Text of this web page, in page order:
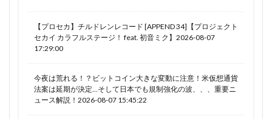
【プロセカ】チルドレンレコード [APPEND 34]【プロジェクト
セカイ カラフルステージ！ feat. 初音ミク】2026-08-07
17:29:00
今夜は荒れる！？ビットコイン大きな変動に注意！米仮想通貨
法案は延期が決定…そして日本でも規制強化の波、、、重要ニ
ュース解説！2026-08-07 15:45:22